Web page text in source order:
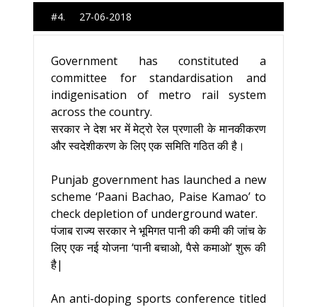
#4. 27-06-2018
Government has constituted a
committee for standardisation and
indigenisation of metro rail system
across the country.
सरकार ने देश भर में मेट्रो रेल प्रणाली के मानकीकरण
और स्वदेशीकरण के लिए एक समिति गठित की है।
Punjab government has launched a new
scheme ‘Paani Bachao, Paise Kamao’ to
check depletion of underground water.
पंजाब राज्य सरकार ने भूमिगत पानी की कमी की जांच के
लिए एक नई योजना ‘पानी बचाओ, पैसे कमाओ’ शुरू की
है|
An anti-doping sports conference titled